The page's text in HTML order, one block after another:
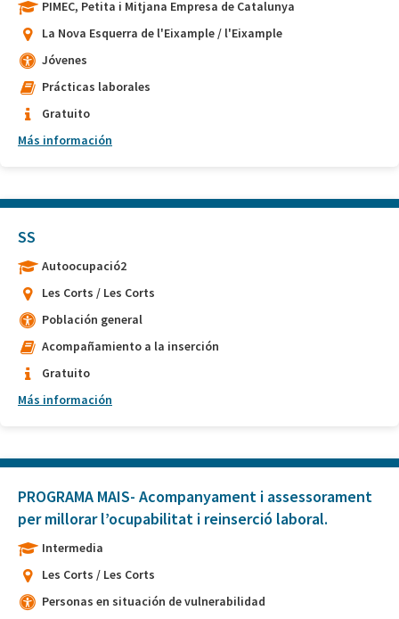
PIMEC, Petita i Mitjana Empresa de Catalunya
La Nova Esquerra de l'Eixample / l'Eixample
Jóvenes
Prácticas laborales
Gratuito
Más información
SS
Autoocupació2
Les Corts / Les Corts
Población general
Acompañamiento a la inserción
Gratuito
Más información
PROGRAMA MAIS- Acompanyament i assessorament
per millorar l’ocupabilitat i reinserció laboral.
Intermedia
Les Corts / Les Corts
Personas en situación de vulnerabilidad